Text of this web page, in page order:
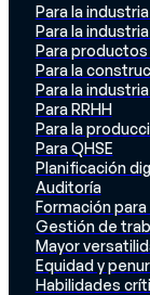
Para la
Para la
Para
Para la
Para la
Para RRHH
Para la
Para QHSE
Planificación
Auditoría
Formación
Gestión de
Mayor
Equidad y
Habilidades